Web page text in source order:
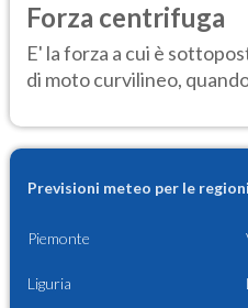
Forza centrifuga
E' la forza a cui è
di moto curvilineo,
Previsioni meteo per le
Piemonte
Liguria